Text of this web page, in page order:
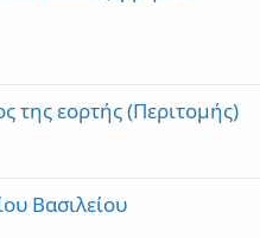
της εορτής (Περιτομής)
Βασιλείου